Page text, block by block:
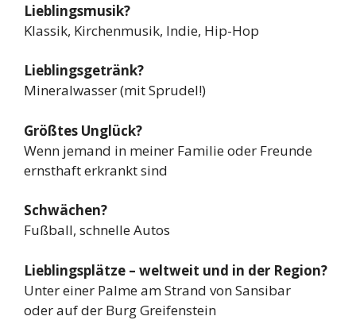
Lieblingsmusik?
Klassik, Kirchenmusik, Indie, Hip-Hop
Lieblingsgetränk?
Mineralwasser (mit Sprudel!)
Größtes Unglück?
Wenn jemand in meiner Familie oder Freunde
ernsthaft erkrankt sind
Schwächen?
Fußball, schnelle Autos
Lieblingsplätze – weltweit und in der Region?
Unter einer Palme am Strand von Sansibar
oder auf der Burg Greifenstein